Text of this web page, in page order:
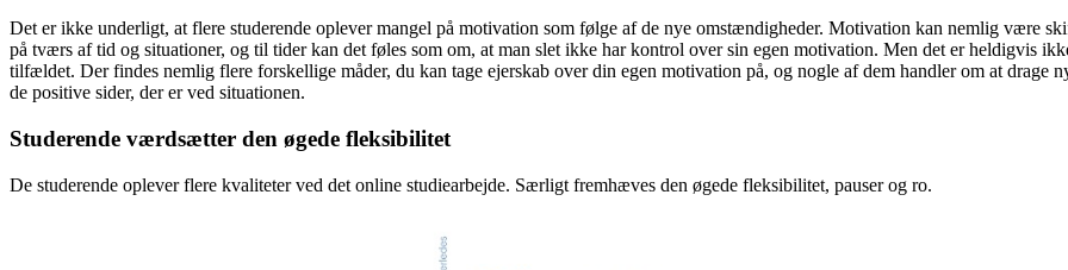
Det er ikke underligt, at flere studerende oplever mangel på motivation som følge af de nye omstændigheder. Motivation kan nemlig være
på tværs af tid og situationer, og til tider kan det føles som om, at man slet ikke har kontrol over sin egen motivation. Men det er heldigvis
tilfældet. Der findes nemlig flere forskellige måder, du kan tage ejerskab over din egen motivation på, og nogle af dem handler om at drage
de positive sider, der er ved situationen.
Studerende værdsætter den øgede fleksibilitet
De studerende oplever flere kvaliteter ved det online studiearbejde. Særligt fremhæves den øgede fleksibilitet, pauser og ro.